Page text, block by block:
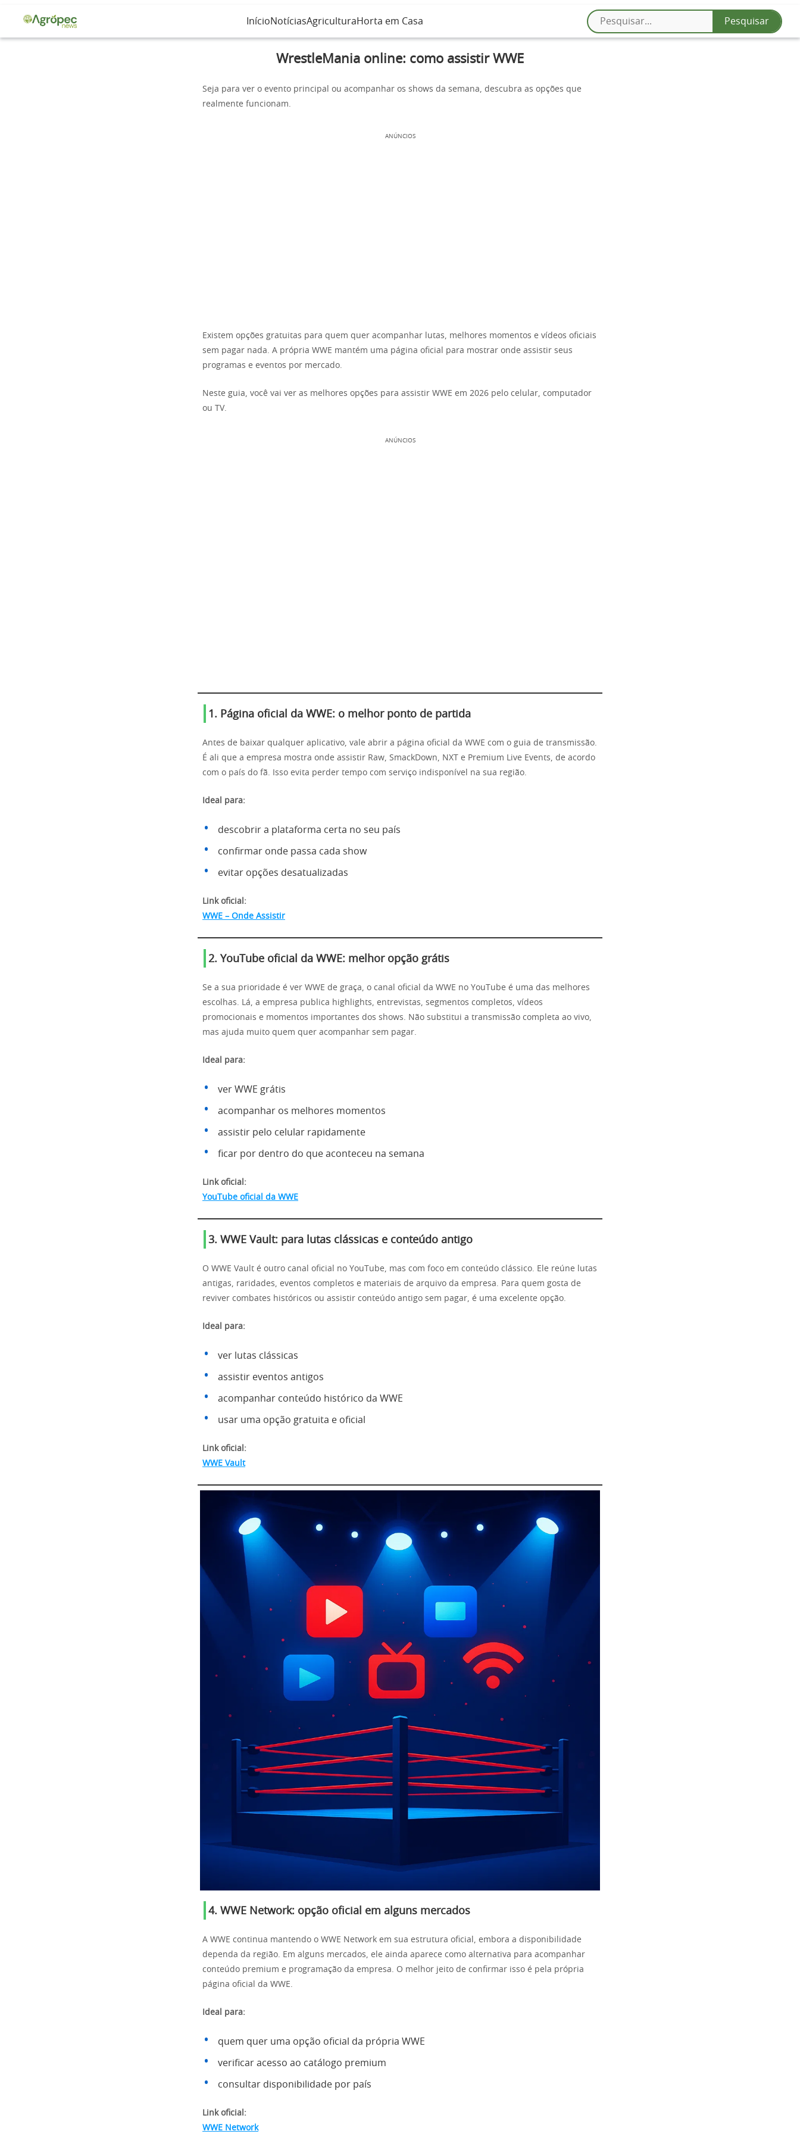
InícioNotíciasAgricultura Horta em Casa
WrestleMania online: como assistir WWE
Seja para ver o evento principal ou acompanhar os shows da semana, descubra as opções que
realmente funcionam.
ANÚNCIOS
Existem opções gratuitas para quem quer acompanhar lutas, melhores momentos e vídeos oficiais
sem pagar nada. A própria WWE mantém uma página oficial para mostrar onde assistir seus
programas e eventos por mercado.
Neste guia, você vai ver as melhores opções para assistir WWE em 2026 pelo celular, computador
ou TV.
ANÚNCIOS
1. Página oficial da WWE: o melhor ponto de partida
Antes de baixar qualquer aplicativo, vale abrir a página oficial da WWE com o guia de transmissão.
É ali que a empresa mostra onde assistir Raw, SmackDown, NXT e Premium Live Events, de acordo
com o país do fã. Isso evita perder tempo com serviço indisponível na sua região.
Ideal para:
descobrir a plataforma certa no seu país
confirmar onde passa cada show
evitar opções desatualizadas
Link oficial:
WWE – Onde Assistir
2. YouTube oficial da WWE: melhor opção grátis
Se a sua prioridade é ver WWE de graça, o canal oficial da WWE no YouTube é uma das melhores
escolhas. Lá, a empresa publica highlights, entrevistas, segmentos completos, vídeos
promocionais e momentos importantes dos shows. Não substitui a transmissão completa ao vivo,
mas ajuda muito quem quer acompanhar sem pagar.
Ideal para:
ver WWE grátis
acompanhar os melhores momentos
assistir pelo celular rapidamente
ficar por dentro do que aconteceu na semana
Link oficial:
YouTube oficial da WWE
3. WWE Vault: para lutas clássicas e conteúdo antigo
O WWE Vault é outro canal oficial no YouTube, mas com foco em conteúdo clássico. Ele reúne lutas
antigas, raridades, eventos completos e materiais de arquivo da empresa. Para quem gosta de
reviver combates históricos ou assistir conteúdo antigo sem pagar, é uma excelente opção.
Ideal para:
ver lutas clássicas
assistir eventos antigos
acompanhar conteúdo histórico da WWE
usar uma opção gratuita e oficial
Link oficial:
WWE Vault
4. WWE Network: opção oficial em alguns mercados
A WWE continua mantendo o WWE Network em sua estrutura oficial, embora a disponibilidade
dependa da região. Em alguns mercados, ele ainda aparece como alternativa para acompanhar
conteúdo premium e programação da empresa. O melhor jeito de confirmar isso é pela própria
página oficial da WWE.
Ideal para:
quem quer uma opção oficial da própria WWE
verificar acesso ao catálogo premium
consultar disponibilidade por país
Link oficial:
WWE Network